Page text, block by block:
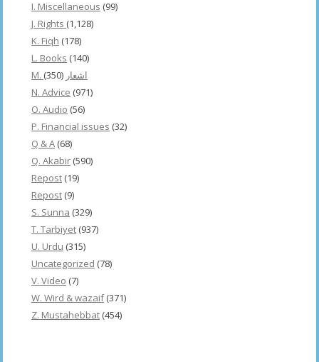
I. Miscellaneous (99)
J. Rights (1,128)
K. Fiqh (178)
L. Books (140)
M. اشعار (350)
N. Advice (971)
O. Audio (56)
P. Financial issues (32)
Q & A (68)
Q. Akabir (590)
Repost (19)
Repost (9)
S. Sunna (329)
T. Tarbiyet (937)
U. Urdu (315)
Uncategorized (78)
V. Video (7)
W. Wird & wazaif(371)
Z. Mustahebbat (454)